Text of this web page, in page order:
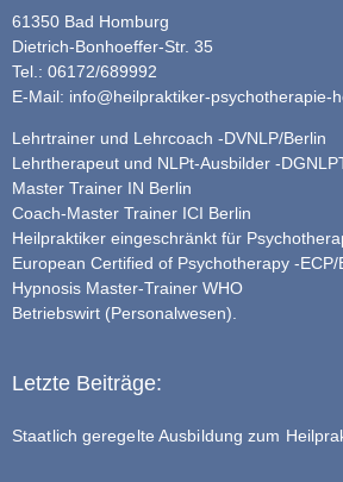
61350 Bad Homburg
Dietrich-Bonhoeffer-Str. 35
Tel.: 06172/689992
E-Mail: info@heilpraktiker-psychotherapie-
Lehrtrainer und Lehrcoach -DVNLP/Berlin
Lehrtherapeut und NLPt-Ausbilder -
Master Trainer IN Berlin
Coach-Master Trainer ICI Berlin
Heilpraktiker eingeschränkt für
European Certified of Psychotherapy -ECP/
Hypnosis Master-Trainer WHO
Betriebswirt (Personalwesen).
Letzte Beiträge:
Staatlich geregelte Ausbildung zum